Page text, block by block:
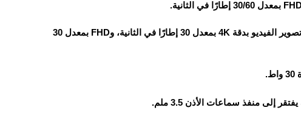
الكاميرا الأمامية بدقة 32 ميجابكسل بفتحة عدسة F/2.2 وتدعم تصوير الفيديو بدقة 4K بمعدل 30 إطارًا في الثانية، وFHD بمعدل 30